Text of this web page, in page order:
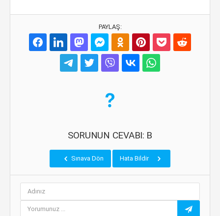
PAYLAŞ:
SORUNUN CEVABI: B
Sınava Dön Hata Bildir